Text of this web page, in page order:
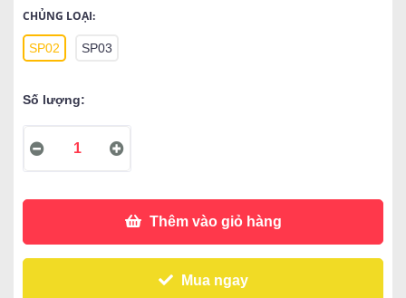
CHỦNG LOẠI:
SP02 SP03
Số lượng:
Thêm vào giỏ hàng
Mua ngay